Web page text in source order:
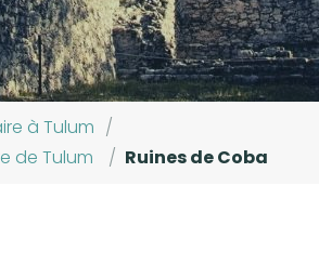
à Tulum /
de Tulum
/ Ruines de Coba